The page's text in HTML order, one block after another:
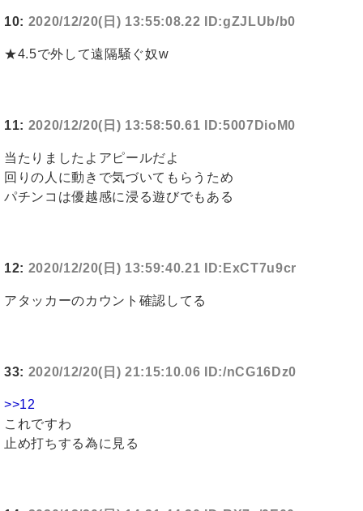
10: 2020/12/20(日) 13:55:08.22 ID:gZJLUb/b0
★4.5で外して遠隔騒ぐ奴w
11: 2020/12/20(日) 13:58:50.61 ID:5007DioM0
当たりましたよアピールだよ
回りの人に動きで気づいてもらうため
パチンコは優越感に浸る遊びでもある
12: 2020/12/20(日) 13:59:40.21 ID:ExCT7u9cr
アタッカーのカウント確認してる
33: 2020/12/20(日) 21:15:10.06 ID:/nCG16Dz0
>>12
これですわ
止め打ちする為に見る